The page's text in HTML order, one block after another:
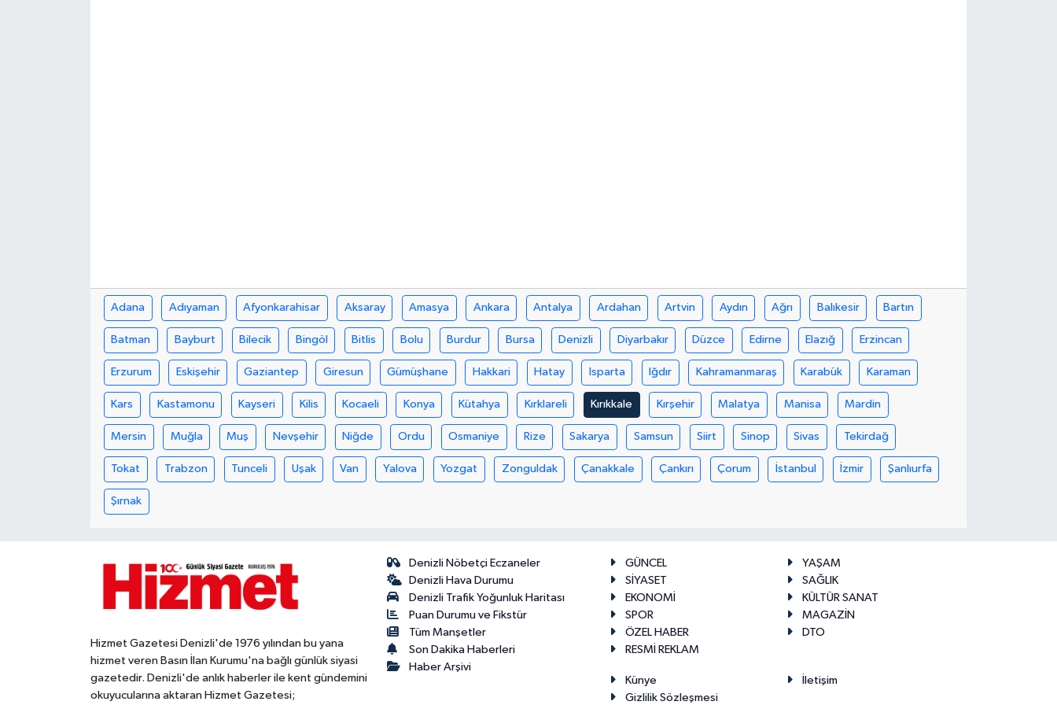
Adana Adıyaman Afyonkarahisar Aksaray Amasya Ankara Antalya Ardahan Artvin Aydın Ağrı Balıkesir Bartın
Batman Bayburt Bilecik Bingöl Bitlis Bolu Burdur Bursa Denizli Diyarbakır Düzce Edirne Elazığ Erzincan
Erzurum Eskişehir Gaziantep Giresun Gümüşhane Hakkari Hatay Isparta Iğdır Kahramanmaraş Karabük Karaman
Kars Kastamonu Kayseri Kilis Kocaeli Konya Kütahya Kırklareli Kırıkkale Kırşehir Malatya Manisa Mardin
Mersin Muğla Muş Nevşehir Niğde Ordu Osmaniye Rize Sakarya Samsun Siirt Sinop Sivas Tekirdağ
Tokat Trabzon Tunceli Uşak Van Yalova Yozgat Zonguldak Çanakkale Çankırı Çorum İstanbul İzmir Şanlıurfa
Şırnak
Hizmet Gazetesi Denizli'de 1976 yılından bu yana
hizmet veren Basın İlan Kurumu'na bağlı günlük siyasi
gazetedir. Denizli'de anlık haberler ile kent gündemini
okuyucularına aktaran Hizmet Gazetesi;
Denizli Nöbetçi Eczaneler
Denizli Hava Durumu
Denizli Trafik Yoğunluk Haritası
Puan Durumu ve Fikstür
Tüm Manşetler
Son Dakika Haberleri
Haber Arşivi
GÜNCEL
YAŞAM
SİYASET
SAĞLIK
EKONOMİ
KÜLTÜR SANAT
SPOR
MAGAZİN
ÖZEL HABER
DTO
RESMİ REKLAM
Künye
İletişim
Gizlilik Sözleşmesi